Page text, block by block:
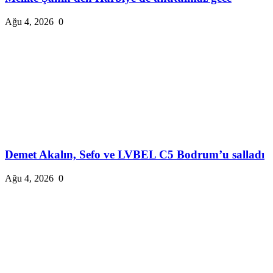
Ağu 4, 2026 0
Demet Akalın, Sefo ve LVBEL C5 Bodrum’u salladı
Ağu 4, 2026 0